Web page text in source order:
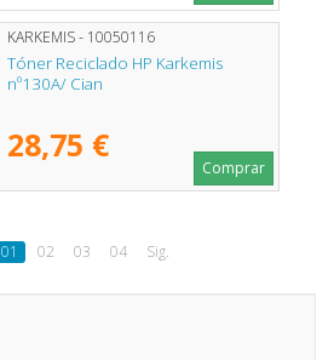
KARKEMIS - 10050116
Tóner Reciclado HP Karkemis
nº130A/ Cian
28,75 €
Comprar
01 02 03 04 Sig.